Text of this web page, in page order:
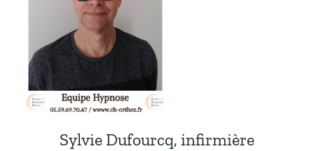
Sylvie Dufourcq, infirmière